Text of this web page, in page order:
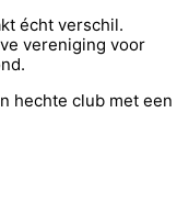
écht verschil.
vereniging voor
hechte club met een